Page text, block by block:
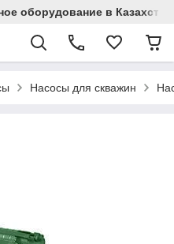
оборудование в
Насосы для скважин